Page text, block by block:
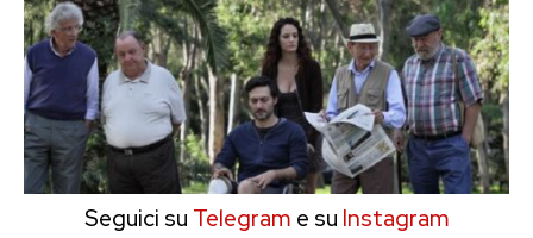
Seguici su Telegram e su Instagram